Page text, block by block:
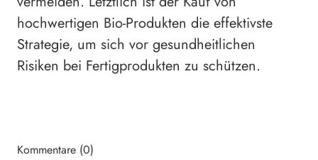
hochwertigen Bio-Produkten die effektivste
Strategie, um sich vor gesundheitlichen
Risiken bei Fertigprodukten zu schützen.
Kommentare (0)